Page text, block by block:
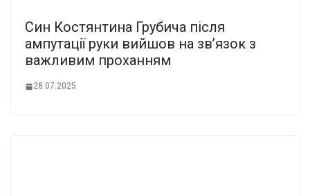
Син Костянтина Грубича після
ампутації руки вийшов на зв’язок з
важливим проханням
28.07.2025